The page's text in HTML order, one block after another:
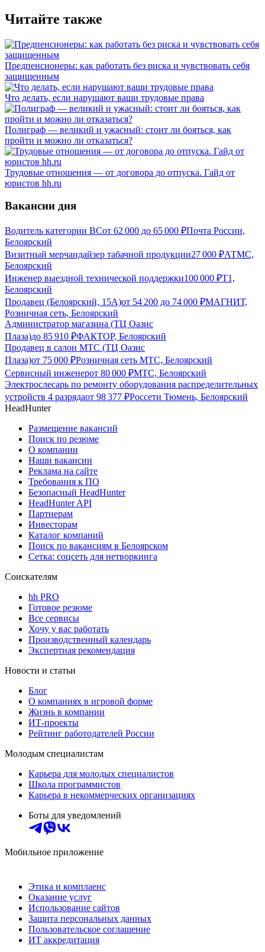
Читайте также
Предпенсионеры: как работать без риска и чувствовать себя
защищенным
Что делать, если нарушают ваши трудовые права
Полиграф — великий и ужасный: стоит ли бояться, как
пройти и можно ли отказаться?
Трудовые отношения — от договора до отпуска. Гайд от
юристов hh.ru
Вакансии дня
Водитель категории ВСот 62 000 до 65 000 ₽Почта России,
Белоярский
Визитный мерчандайзер табачной продукции27 000 ₽АТМС,
Белоярский
Инженер выездной технической поддержки100 000 ₽Т1,
Белоярский
Продавец (Белоярский, 15А)от 54 200 до 74 000 ₽МАГНИТ,
Розничная сеть, Белоярский
Администратор магазина (ТЦ Оазис
Плаза)до 85 910 ₽ФАКТОР, Белоярский
Продавец в салон МТС (ТЦ Оазис
Плаза)от 75 000 ₽Розничная сеть МТС, Белоярский
Сервисный инженерот 80 000 ₽МТС, Белоярский
Электрослесарь по ремонту оборудования распределительных
устройств 4 разрядаот 98 377 ₽Россети Тюмень, Белоярский
HeadHunter
Размещение вакансий
Поиск по резюме
О компании
Наши вакансии
Реклама на сайте
Требования к ПО
Безопасный HeadHunter
HeadHunter API
Партнерам
Инвесторам
Каталог компаний
Поиск по вакансиям в Белоярском
Сетка: соцсеть для нетворкинга
Соискателям
hh PRO
Готовое резюме
Все сервисы
Хочу у вас работать
Производственный календарь
Экспертная рекомендация
Новости и статьи
Блог
О компаниях в игровой форме
Жизнь в компании
ИТ-проекты
Рейтинг работодателей России
Молодым специалистам
Карьера для молодых специалистов
Школа программистов
Карьера в некоммерческих организациях
Боты для уведомлений
Мобильное приложение
Этика и комплаенс
Оказание услуг
Использование сайтов
Защита персональных данных
Пользовательское соглашение
ИТ аккредитация